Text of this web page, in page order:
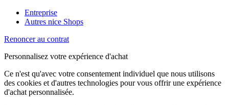
Entreprise
Autres nice Shops
Renoncer au contrat
Personnalisez votre expérience d'achat
Ce n'est qu'avec votre consentement individuel que nous utilisons
des cookies et d'autres technologies pour vous offrir une expérience
d'achat personnalisée.